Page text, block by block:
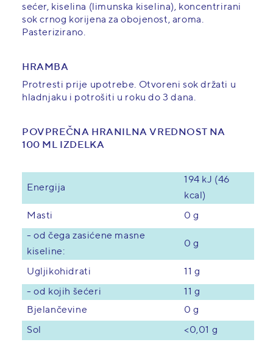
sećer, kiselina (limunska kiselina), koncentrirani
sok crnog korijena za obojenost, aroma.
Pasterizirano.
HRAMBA
Protresti prije upotrebe. Otvoreni sok držati u
hladnjaku i potrošiti u roku do 3 dana.
POVPREČNA HRANILNA VREDNOST NA
100 ML IZDELKA
Energija
194 kJ (46
kcal)
Masti 0 g
- od čega zasićene masne
kiseline:
0 g
Ugljikohidrati 11 g
- od kojih šećeri
11 g
Bjelančevine
0 g
Sol <0,01 g